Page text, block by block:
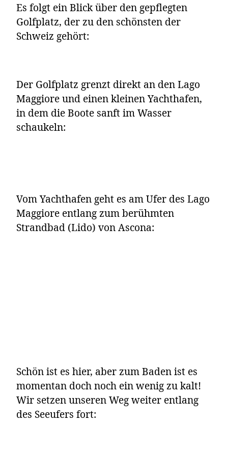
Es folgt ein Blick über den gepflegten
Golfplatz, der zu den schönsten der
Schweiz gehört:
Der Golfplatz grenzt direkt an den Lago
Maggiore und einen kleinen Yachthafen,
in dem die Boote sanft im Wasser
schaukeln:
Vom Yachthafen geht es am Ufer des Lago
Maggiore entlang zum berühmten
Strandbad (Lido) von Ascona:
Schön ist es hier, aber zum Baden ist es
momentan doch noch ein wenig zu kalt!
Wir setzen unseren Weg weiter entlang
des Seeufers fort: